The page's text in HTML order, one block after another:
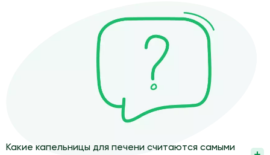
Какие капельницы для печени считаются самыми